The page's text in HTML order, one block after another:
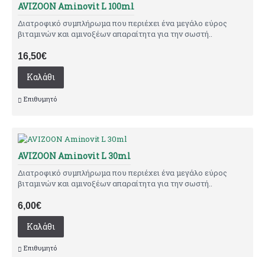
AVIZOON Aminovit L 100ml
Διατροφικό συμπλήρωμα που περιέχει ένα μεγάλο εύρος
βιταμινών και αμινοξέων απαραίτητα για την σωστή..
16,50€
Καλάθι
Επιθυμητό
AVIZOON Aminovit L 30ml
Διατροφικό συμπλήρωμα που περιέχει ένα μεγάλο εύρος
βιταμινών και αμινοξέων απαραίτητα για την σωστή..
6,00€
Καλάθι
Επιθυμητό